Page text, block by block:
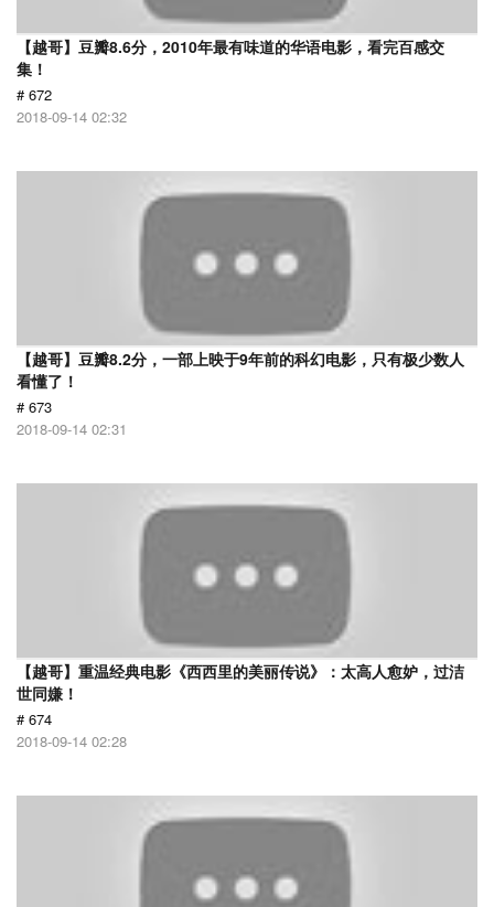
【越哥】豆瓣8.6分，2010年最有味道的华语电影，看完百感交
集！
# 672
2018-09-14 02:32
【越哥】豆瓣8.2分，一部上映于9年前的科幻电影，只有极少数人
看懂了！
# 673
2018-09-14 02:31
【越哥】重温经典电影《西西里的美丽传说》：太高人愈妒，过洁
世同嫌！
# 674
2018-09-14 02:28